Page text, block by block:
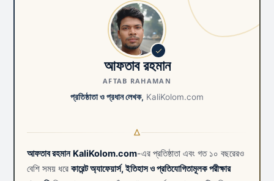
আফতাব রহমান
AFTAB RAHAMAN
প্রতিষ্ঠাতা ও প্রধান লেখক, KaliKolom.com
আফতাব রহমান KaliKolom.com-এর প্রতিষ্ঠাতা এবং গত ১০ বছরেরও
বেশি সময় ধরে কারেন্ট অ্যাফেয়ার্স, ইতিহাস ও প্রতিযোগিতামূলক পরীক্ষার